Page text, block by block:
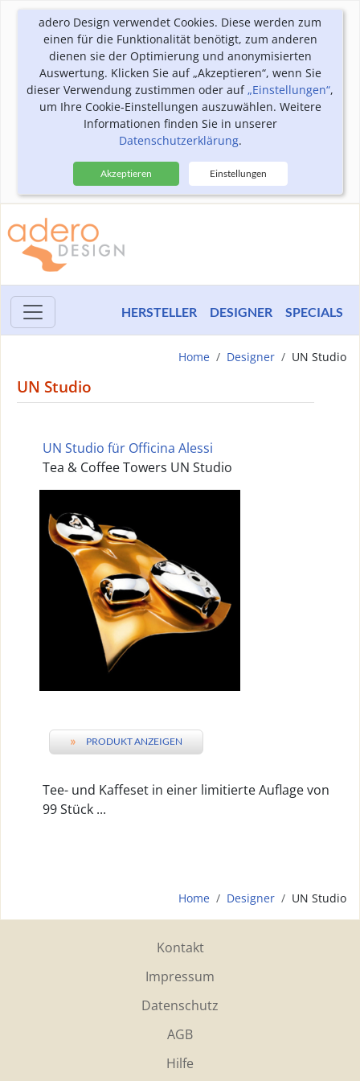
adero Design verwendet Cookies. Diese werden zum
einen für die Funktionalität benötigt, zum anderen
dienen sie der Optimierung und anonymisierten
Auswertung. Klicken Sie auf „Akzeptieren“, wenn Sie
dieser Verwendung zustimmen oder auf„Einstellungen“,
um Ihre Cookie-Einstellungen auszuwählen. Weitere
Informationen finden Sie in unserer
Datenschutzerklärung.
Akzeptieren Einstellungen
HERSTELLER DESIGNER SPECIALS
Home Designer UN Studio
UN Studio
UN Studio für Officina Alessi
Tea & Coffee Towers UN Studio
» PRODUKT ANZEIGEN
Tee- und Kaffeset in einer limitierte Auflage von
99 Stück ...
Home Designer UN Studio
Kontakt
Impressum
Datenschutz
AGB
Hilfe